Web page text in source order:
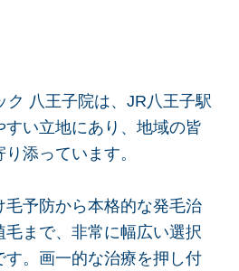
ク 八王子院は、JR八王子駅
い立地にあり、地域の皆
添っています。
毛予防から本格的な発毛治
まで、非常に幅広い選択
す。画一的な治療を押し付